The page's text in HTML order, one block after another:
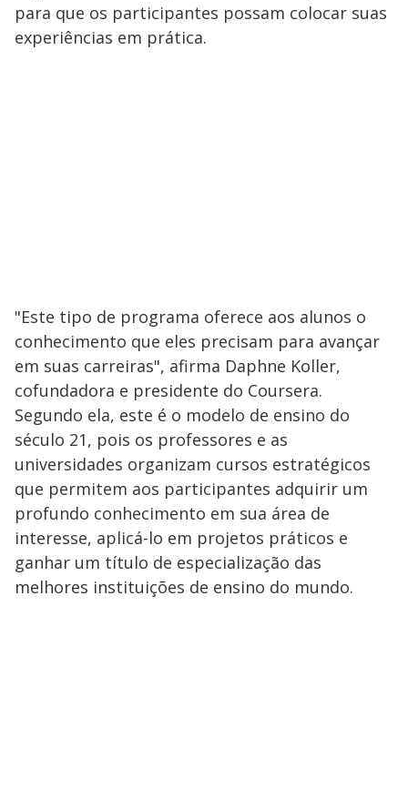
para que os participantes possam colocar suas
experiências em prática.
"Este tipo de programa oferece aos alunos o
conhecimento que eles precisam para avançar
em suas carreiras", afirma Daphne Koller,
cofundadora e presidente do Coursera.
Segundo ela, este é o modelo de ensino do
século 21, pois os professores e as
universidades organizam cursos estratégicos
que permitem aos participantes adquirir um
profundo conhecimento em sua área de
interesse, aplicá-lo em projetos práticos e
ganhar um título de especialização das
melhores instituições de ensino do mundo.